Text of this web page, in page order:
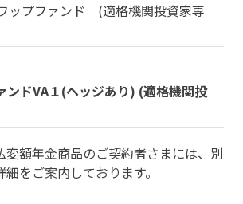
ップファンド (適格機関投資家専
ンドVA１(ヘッジあり) (適格機関投
変額年金商品のご契約者さまには、別
をご案内しております。